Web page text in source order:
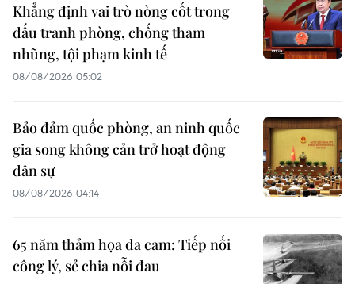
Khẳng định vai trò nòng cốt trong
đấu tranh phòng, chống tham
nhũng, tội phạm kinh tế
08/08/2026 05:02
Bảo đảm quốc phòng, an ninh quốc
gia song không cản trở hoạt động
dân sự
08/08/2026 04:14
65 năm thảm họa da cam: Tiếp nối
công lý, sẻ chia nỗi đau